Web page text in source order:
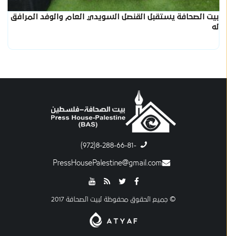
بيت الصحافة يستقبل القنصل السويدي العام والوفد المرافق
له
-8-288-66-81(972)
PressHousePalestine@gmail.com
© جميع الحقوق محفوظة لبيت الصحافة 2017